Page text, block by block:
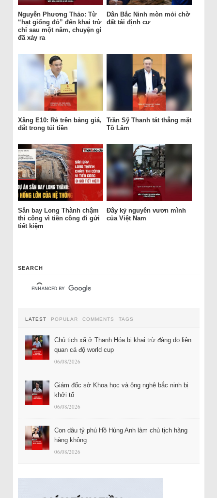
Nguyễn Phương Thảo: Từ
“hạt giống đỏ” đến khai trừ
chỉ sau một năm, chuyện gì
đã xảy ra
Dân Bắc Ninh mòn mỏi chờ
đất tái định cư
Xăng E10: Rẻ trên bảng giá,
đắt trong túi tiền
Trần Sỹ Thanh tát thẳng mặt
Tô Lâm
Sân bay Long Thành chậm
thi công vì tiền công đi gửi
tiết kiệm
Đây kỷ nguyên vươn mình
của Việt Nam
SEARCH
LATEST POPULAR COMMENTS TAGS
Chủ tịch xã ở Thanh Hóa bị khai trừ đảng do liên
quan cá độ world cup
06/08/2026
Giám đốc sở Khoa học và ông nghệ bắc ninh bị
khởi tố
06/08/2026
Con dâu tỷ phú Hồ Hùng Anh làm chủ tịch hãng
hàng không
06/08/2026